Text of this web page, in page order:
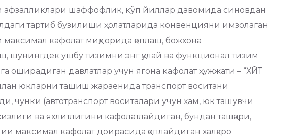
афзалликлари шаффофлик, кўп йиллар давомида синовдан
тартиб бузилиши ҳолатларида конвенцияни имзолаган
кафолат миқдорида қоплаш, божхона
ушбу тизимни энг қулай ва функционал тизим
оширадиган давлатлар учун ягона кафолат ҳужжати – “ХЙТ
юкларни ташиш жараёнида транспорт воситани
чунки (автотранспорт воситалари учун ҳам, юк ташувчи
ва яхлитлигини кафолатлайдиган, бундан ташқари,
максимал кафолат доирасида қоплайдиган халқаро